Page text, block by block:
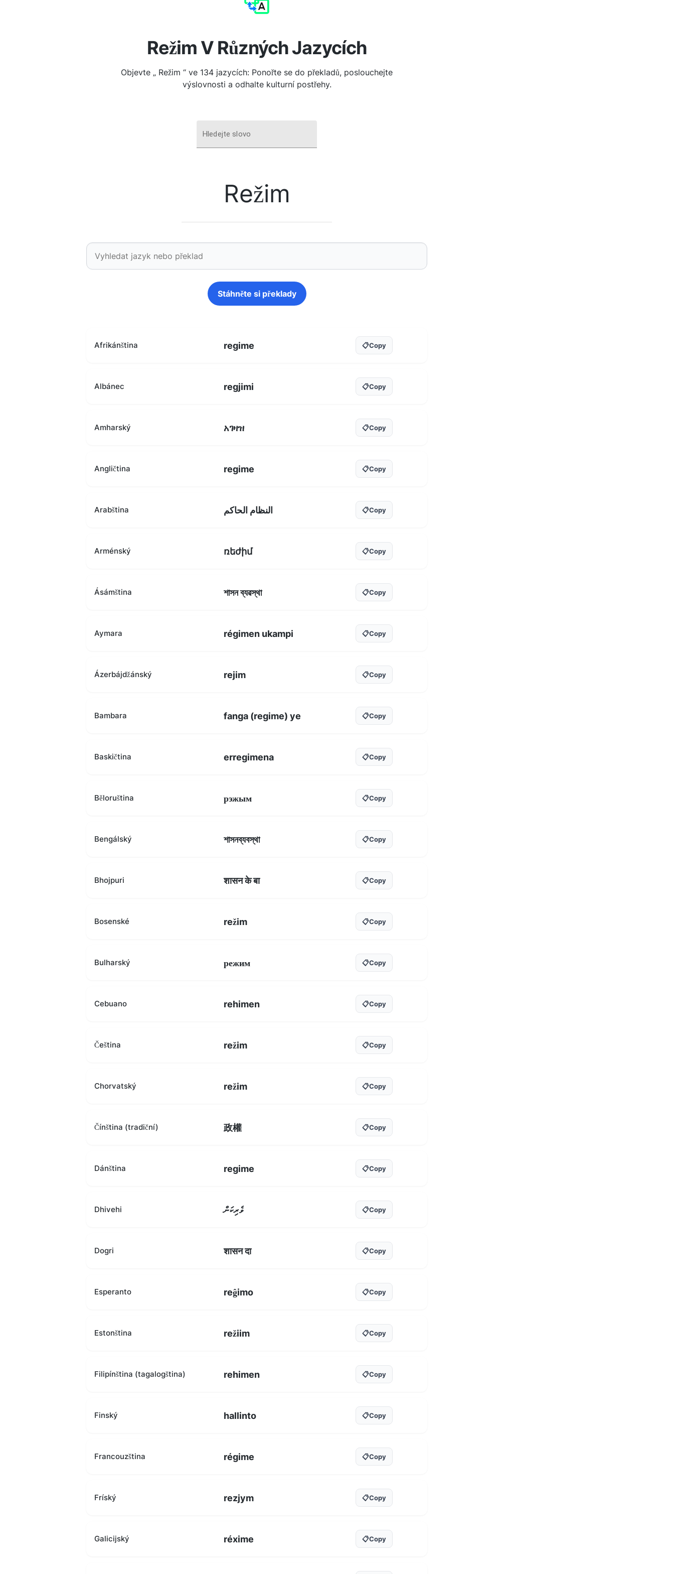
Režim V Různých Jazycích
Objevte „ Režim “ ve 134 jazycích: Ponořte se do překladů, poslouchejte
výslovnosti a odhalte kulturní postřehy.
Hledejte slovo
Režim
Stáhněte si překlady
Afrikánština regime 📋Copy
Albánec regjimi 📋Copy
Amharský አገዛዝ 📋Copy
Angličtina regime 📋Copy
Arabština النظام الحاكم 📋Copy
Arménský ռեժիմ 📋Copy
Ásámština শাসন ব্যৱস্থা 📋Copy
Aymara régimen ukampi 📋Copy
Ázerbájdžánský rejim 📋Copy
Bambara fanga (regime) ye 📋Copy
Baskičtina erregimena 📋Copy
Běloruština рэжым 📋Copy
Bengálský শাসনব্যবস্থা 📋Copy
Bhojpuri शासन के बा 📋Copy
Bosenské režim 📋Copy
Bulharský режим 📋Copy
Cebuano rehimen 📋Copy
Čeština režim 📋Copy
Chorvatský režim 📋Copy
Čínština (tradiční) 政權 📋Copy
Dánština regime 📋Copy
Dhivehi ވެރިކަން 📋Copy
Dogri शासन दा 📋Copy
Esperanto reĝimo 📋Copy
Estonština režiim 📋Copy
Filipínština (tagalogština) rehimen 📋Copy
Finský hallinto 📋Copy
Francouzština régime 📋Copy
Fríský rezjym 📋Copy
Galicijský réxime 📋Copy